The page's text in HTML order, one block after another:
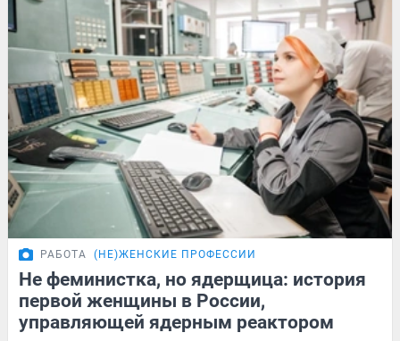
РАБОТА (НЕ)ЖЕНСКИЕ ПРОФЕССИИ
Не феминистка, но ядерщица: история
первой женщины в России,
управляющей ядерным реактором